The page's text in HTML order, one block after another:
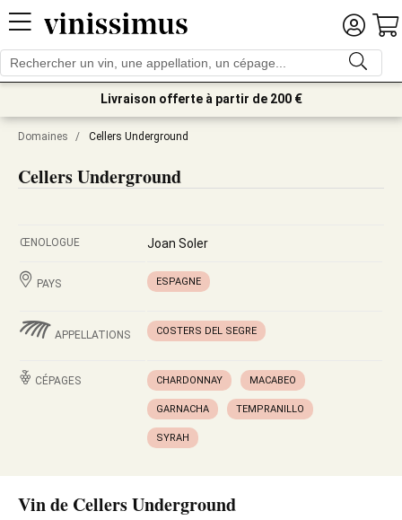
Livraison offerte à partir de 200 €
Domaines / Cellers Underground
Cellers Underground
ŒNOLOGUE Joan Soler
PAYS ESPAGNE
APPELLATIONS COSTERS DEL SEGRE
CÉPAGES CHARDONNAY MACABEO
GARNACHA TEMPRANILLO
SYRAH
Vin de Cellers Underground